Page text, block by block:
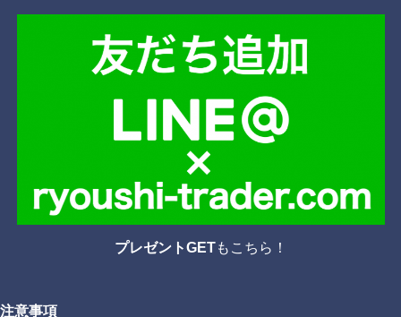
プレゼントGETもこちら！
注意事項